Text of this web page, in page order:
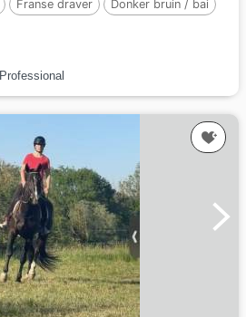
Franse draver
Donker bruin / bai
Professional